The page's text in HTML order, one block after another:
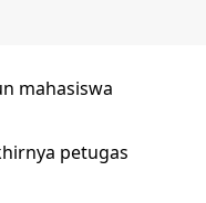
mahasiswa
petugas